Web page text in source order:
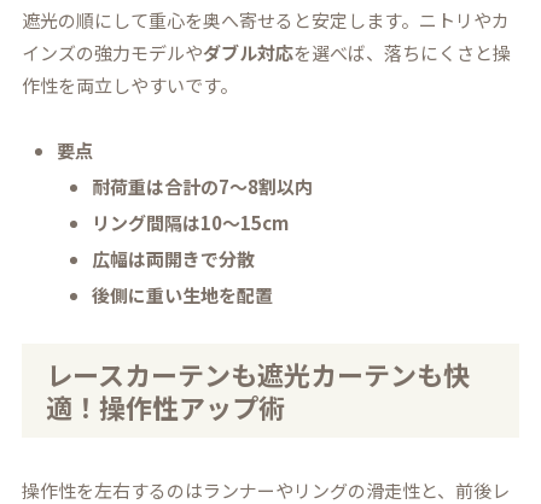
遮光の順にして重心を奥へ寄せると安定します。ニトリやカ
インズの強力モデルやダブル対応を選べば、落ちにくさと操
作性を両立しやすいです。
要点
耐荷重は合計の7～8割以内
リング間隔は10～15cm
広幅は両開きで分散
後側に重い生地を配置
レースカーテンも遮光カーテンも快
適！操作性アップ術
操作性を左右するのはランナーやリングの滑走性と、前後レ